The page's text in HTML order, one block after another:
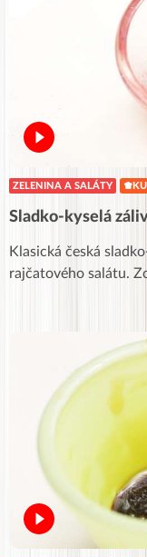
ZELENINA A SALÁTY
Sladko-kyselá
Klasická česká
rajčatového salátu.